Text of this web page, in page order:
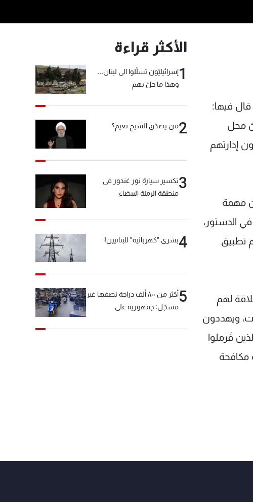
قال فيها:
محل
إدارتهم
مهمة
الدستور،
تطبيق
لهم
ويهددون
فَرملوا
مكافحة
الأكثر قراءة
1إسرائيليّون تسلّلوا الى لبنان...
وهذا ما حلّ بهم
2من يصدّق الشيخ نعيم؟
3تكسير سيارة نور غندور في
منطقة الرملة البيضاء
4بشرى "كهربائية" للبنانيين!
5
أكثر من ٨٠٠ ألف دراجة نصفها غير
مسجّل: جمهورية على